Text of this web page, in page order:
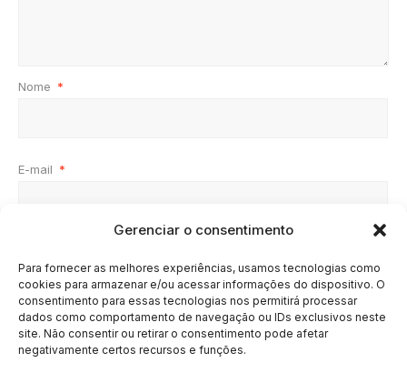
Gerenciar o consentimento
Para fornecer as melhores experiências, usamos tecnologias como
cookies para armazenar e/ou acessar informações do dispositivo. O
consentimento para essas tecnologias nos permitirá processar
dados como comportamento de navegação ou IDs exclusivos neste
site. Não consentir ou retirar o consentimento pode afetar
negativamente certos recursos e funções.
Nome *
E-mail *